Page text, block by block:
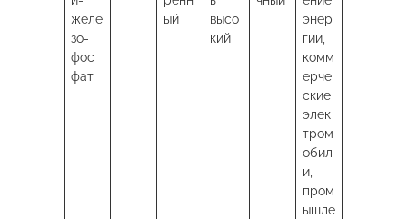
желе
зо-
фос
фат
ый
высо
кий
энер
гии,
комм
ерче
ские
элек
тром
обил
и,
пром
ышле